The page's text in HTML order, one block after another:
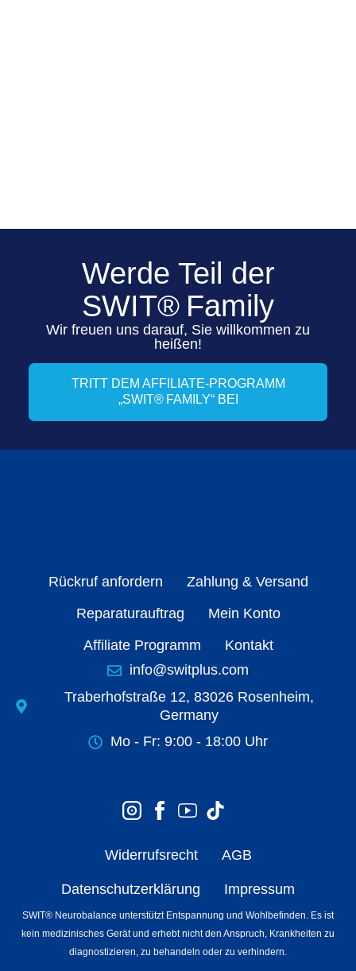
Werde Teil der
SWIT® Family
Wir freuen uns darauf, Sie willkommen zu
heißen!
TRITT DEM AFFILIATE-PROGRAMM
„SWIT® FAMILY“ BEI
Rückruf anfordern
Zahlung & Versand
Reparaturauftrag
Mein Konto
Affiliate Programm
Kontakt
info@switplus.com
Traberhofstraße 12, 83026 Rosenheim,
Germany
Mo - Fr: 9:00 - 18:00 Uhr
Widerrufsrecht AGB
Datenschutzerklärung Impressum
SWIT® Neurobalance unterstützt Entspannung und Wohlbefinden. Es ist
kein medizinisches Gerät und erhebt nicht den Anspruch, Krankheiten zu
diagnostizieren, zu behandeln oder zu verhindern.